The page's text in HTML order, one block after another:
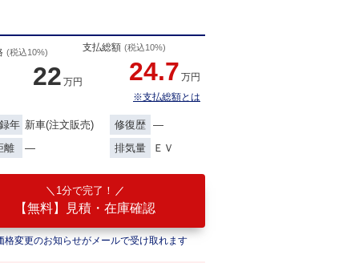
(税込10%)
22 万円
支払総額 (税込10%)
24.7 万円
※支払総額とは
年 新車(注文販売) 修復歴
―
離
― 排気量 ＥＶ
1分で完了！
【無料】見積・在庫確認
格変更のお知らせがメールで受け取れます